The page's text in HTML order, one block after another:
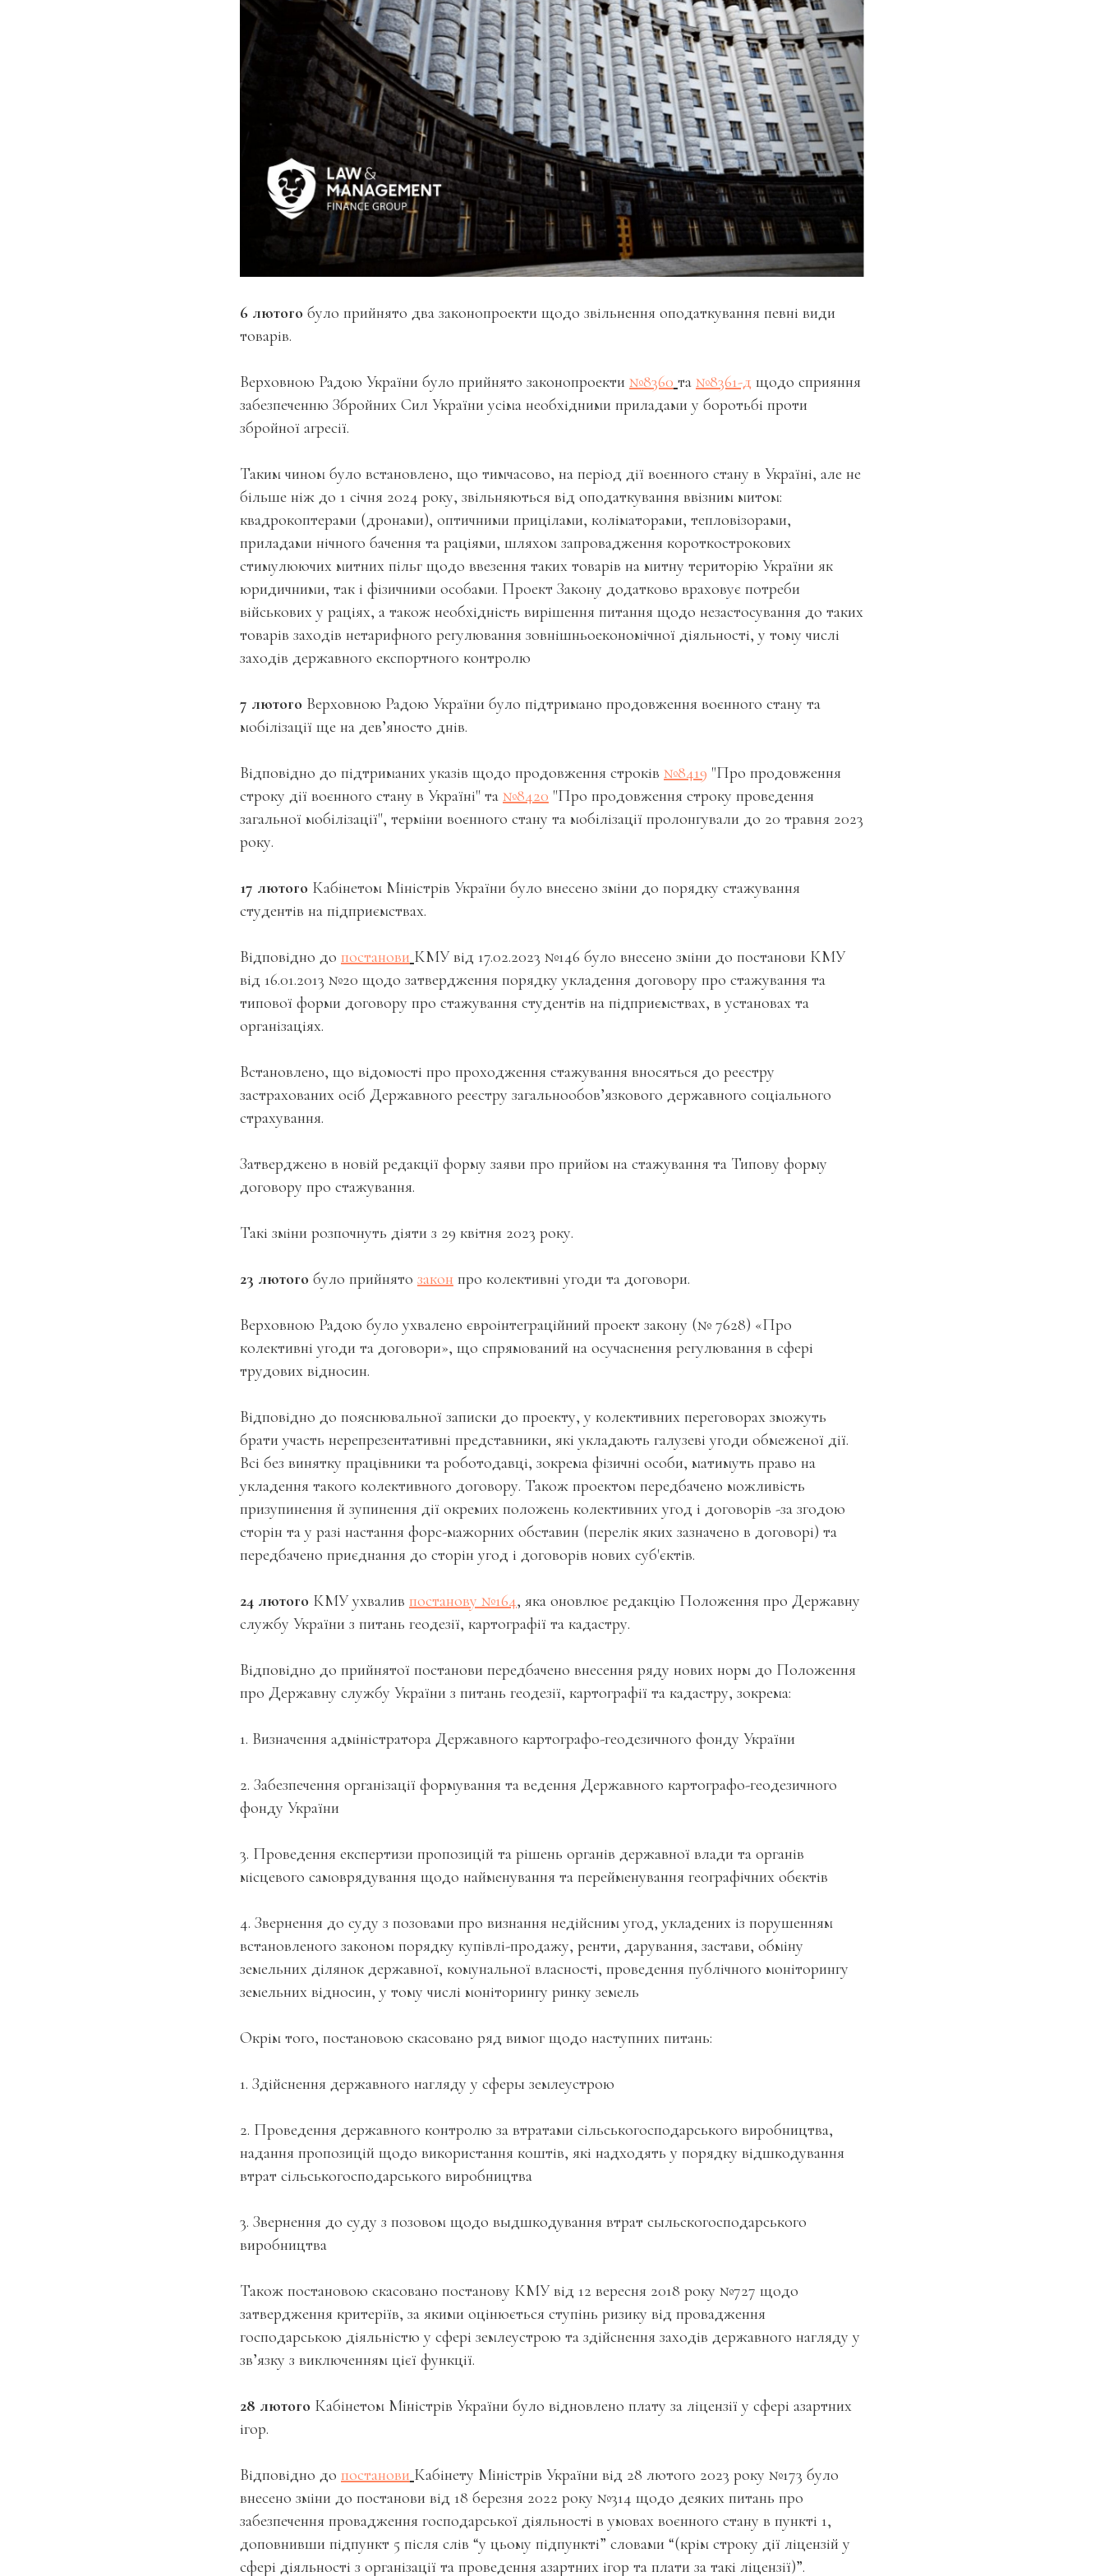
6 лютого було прийнято два законопроекти щодо звільнення оподаткування певні види
товарів.
Верховною Радою України було прийнято законопроекти №8360 та №8361-д щодо сприяння
забезпеченню Збройних Сил України усіма необхідними приладами у боротьбі проти
збройної агресії.
Таким чином було встановлено, що тимчасово, на період дії воєнного стану в Україні, але не
більше ніж до 1 січня 2024 року, звільняються від оподаткування ввізним митом:
квадрокоптерами (дронами), оптичними прицілами, коліматорами, тепловізорами,
приладами нічного бачення та раціями, шляхом запровадження короткострокових
стимулюючих митних пільг щодо ввезення таких товарів на митну територію України як
юридичними, так і фізичними особами. Проект Закону додатково враховує потреби
військових у раціях, а також необхідність вирішення питання щодо незастосування до таких
товарів заходів нетарифного регулювання зовнішньоекономічної діяльності, у тому числі
заходів державного експортного контролю
7 лютого Верховною Радою України було підтримано продовження воєнного стану та
мобілізації ще на дев’яносто днів.
Відповідно до підтриманих указів щодо продовження строків №8419 "Про продовження
строку дії воєнного стану в Україні" та №8420 "Про продовження строку проведення
загальної мобілізації", терміни воєнного стану та мобілізації пролонгували до 20 травня 2023
року.
17 лютого Кабінетом Міністрів України було внесено зміни до порядку стажування
студентів на підприємствах.
Відповідно до постанови КМУ від 17.02.2023 №146 було внесено зміни до постанови КМУ
від 16.01.2013 №20 щодо затвердження порядку укладення договору про стажування та
типової форми договору про стажування студентів на підприємствах, в установах та
організаціях.
Встановлено, що відомості про проходження стажування вносяться до реєстру
застрахованих осіб Державного реєстру загальнообов’язкового державного соціального
страхування.
Затверджено в новій редакції форму заяви про прийом на стажування та Типову форму
договору про стажування.
Такі зміни розпочнуть діяти з 29 квітня 2023 року.
23 лютого було прийнято закон про колективні угоди та договори.
Верховною Радою було ухвалено євроінтеграційний проект закону (№ 7628) «Про
колективні угоди та договори», що спрямований на осучаснення регулювання в сфері
трудових відносин.
Відповідно до пояснювальної записки до проекту, у колективних переговорах зможуть
брати участь нерепрезентативні представники, які укладають галузеві угоди обмеженої дії.
Всі без винятку працівники та роботодавці, зокрема фізичні особи, матимуть право на
укладення такого колективного договору. Також проектом передбачено можливість
призупинення й зупинення дії окремих положень колективних угод і договорів -за згодою
сторін та у разі настання форс-мажорних обставин (перелік яких зазначено в договорі) та
передбачено приєднання до сторін угод і договорів нових суб'єктів.
24 лютого КМУ ухвалив постанову №164, яка оновлює редакцію Положення про Державну
службу України з питань геодезії, картографії та кадастру.
Відповідно до прийнятої постанови передбачено внесення ряду нових норм до Положення
про Державну службу України з питань геодезії, картографії та кадастру, зокрема:
1. Визначення адміністратора Державного картографо-геодезичного фонду України
2. Забезпечення організації формування та ведення Державного картографо-геодезичного
фонду України
3. Проведення експертизи пропозицій та рішень органів державної влади та органів
місцевого самоврядування щодо найменування та перейменування географічних обєктів
4. Звернення до суду з позовами про визнання недійсним угод, укладених із порушенням
встановленого законом порядку купівлі-продажу, ренти, дарування, застави, обміну
земельних ділянок державної, комунальної власності, проведення публічного моніторингу
земельних відносин, у тому числі моніторингу ринку земель
Окрім того, постановою скасовано ряд вимог щодо наступних питань:
1. Здійснення державного нагляду у сферы землеустрою
2. Проведення державного контролю за втратами сільськогосподарського виробництва,
надання пропозицій щодо використання коштів, які надходять у порядку відшкодування
втрат сільськогосподарського виробництва
3. Звернення до суду з позовом щодо выдшкодування втрат сыльскогосподарського
виробництва
Також постановою скасовано постанову КМУ від 12 вересня 2018 року №727 щодо
затвердження критеріїв, за якими оцінюється ступінь ризику від провадження
господарською діяльністю у сфері землеустрою та здійснення заходів державного нагляду у
зв’язку з виключенням цієї функції.
28 лютого Кабінетом Міністрів України було відновлено плату за ліцензії у сфері азартних
ігор.
Відповідно до постанови Кабінету Міністрів України від 28 лютого 2023 року №173 було
внесено зміни до постанови від 18 березня 2022 року №314 щодо деяких питань про
забезпечення провадження господарської діяльності в умовах воєнного стану в пункті 1,
доповнивши підпункт 5 після слів “у цьому підпункті” словами “(крім строку дії ліцензій у
сфері діяльності з організації та проведення азартних ігор та плати за такі ліцензії)”.